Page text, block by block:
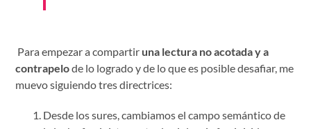
Para empezar a compartir una lectura no acotada y a
contrapelode lo logrado y de lo que es posible desafiar, me
muevo siguiendo tres directrices:
Desde los sures, cambiamos el campo semántico de